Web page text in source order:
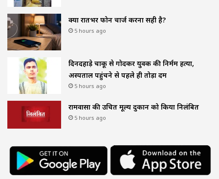
क्या रातभर फोन चार्ज करना सही है?
5 hours ago
दिनदहाड़े चाकू से गोदकर युवक की निर्मम हत्या,
अस्पताल पहुंचने से पहले ही तोड़ा दम
5 hours ago
रामवासा की उचित मूल्य दुकान को किया निलंबित
5 hours ago